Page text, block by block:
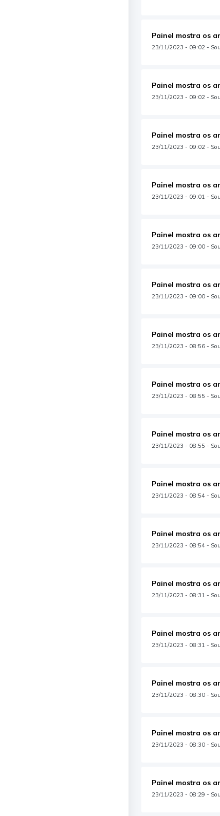
Painel mostra os
23/11/2023 - 09:02 -
Painel mostra os
23/11/2023 - 09:02 -
Painel mostra os
23/11/2023 - 09:02 - Sou
Painel mostra os
23/11/2023 - 09:01 -
Painel mostra os
23/11/2023 - 09:00 -
Painel mostra os
23/11/2023 - 09:00 -
Painel mostra os
23/11/2023 - 08:56 -
Painel mostra os
23/11/2023 - 08:55 -
Painel mostra os
23/11/2023 - 08:55 -
Painel mostra os
23/11/2023 - 08:54 -
Painel mostra os
23/11/2023 - 08:54 -
Painel mostra os
23/11/2023 - 08:31 -
Painel mostra os
23/11/2023 - 08:31 -
Painel mostra os
23/11/2023 - 08:30 -
Painel mostra os
23/11/2023 - 08:30 -
Painel mostra os
23/11/2023 - 08:29 -